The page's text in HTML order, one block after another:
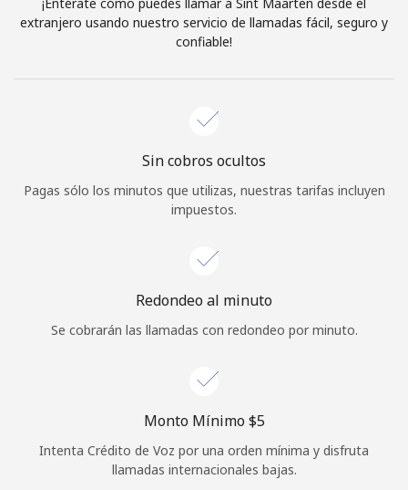
¡Hola!
¿Olvidaste tu contraseña? →
Iniciar Sesión
extranjero usando nuestro servicio de llamadas fácil, seguro y
confiable!
Sin cobros ocultos
Pagas sólo los minutos que utilizas, nuestras tarifas incluyen
impuestos.
Redondeo al minuto
Se cobrarán las llamadas con redondeo por minuto.
Monto Mínimo ⁦$5⁩
Intenta Crédito de Voz por una orden mínima y disfruta
llamadas internacionales bajas.